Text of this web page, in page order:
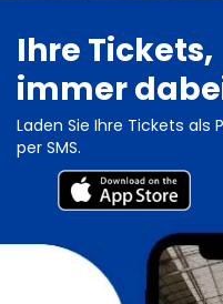
Ihre Tickets,
immer
Laden Sie Ihre Tickets als
per SMS.